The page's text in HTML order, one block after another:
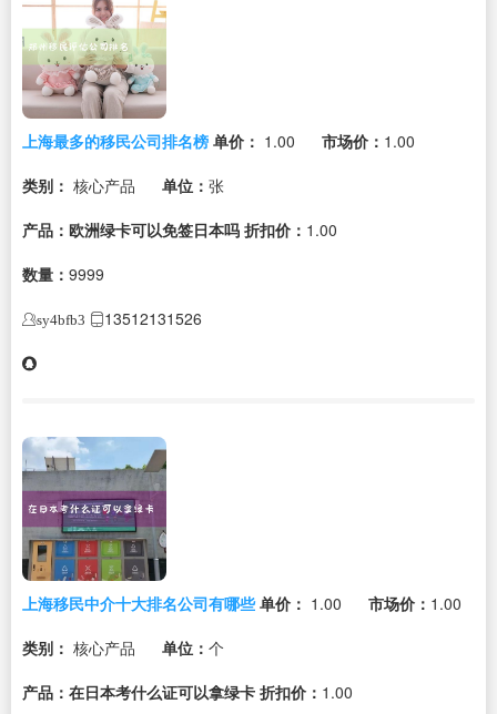
上海最多的移民公司排名榜 单价： 1.00 市场价： 1.00
类别： 核心产品 单位： 张
产品：欧洲绿卡可以免签日本吗 折扣价： 1.00
数量： 9999
sy4bfb3 13512131526
上海移民中介十大排名公司有哪些 单价： 1.00 市场价： 1.00
类别： 核心产品 单位： 个
产品：在日本考什么证可以拿绿卡 折扣价： 1.00